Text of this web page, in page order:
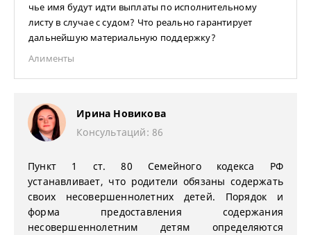
чье имя будут идти выплаты по исполнительному
листу в случае с судом? Что реально гарантирует
дальнейшую материальную поддержку?
Алименты
Ирина Новикова
Консультаций: 86
Пункт 1 ст. 80 Семейного кодекса РФ
устанавливает, что родители обязаны содержать
своих несовершеннолетних детей. Порядок и
форма предоставления содержания
несовершеннолетним детям определяются